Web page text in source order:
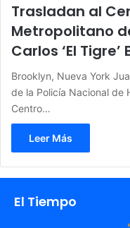
Trasladan al
Metropolitano
Carlos ‘El Tigre’
Brooklyn, Nueva York
de la Policía Nacional de
Centro…
Leer Más
El Tiempo